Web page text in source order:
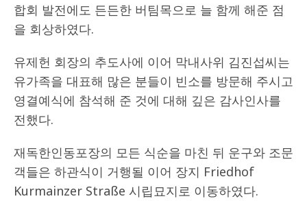
합회 발전에도 든든한 버팀목으로 늘 함께 해준 점
을 회상하였다.
유제헌 회장의 추도사에 이어 막내사위 김진섭씨는
유가족을 대표해 많은 분들이 빈소를 방문해 주시고
영결예식에 참석해 준 것에 대해 깊은 감사인사를
전했다.
재독한인동포장의 모든 식순을 마친 뒤 운구와 조문
객들은 하관식이 거행될 이어 장지 Friedhof
Kurmainzer Straße 시립묘지로 이동하였다.